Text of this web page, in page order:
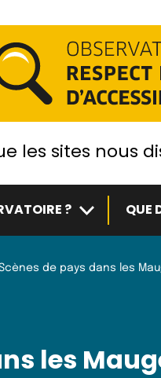
les sites nous
? Sous-menu
QUE
de pays dans les
les